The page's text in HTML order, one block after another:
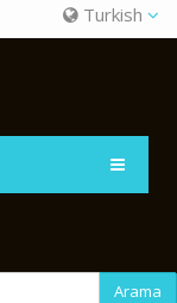
Turkish
Arama